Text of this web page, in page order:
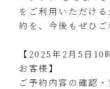
をご利⽤いただけ
約を、今後もぜひご
【2025年2月5日10
お客様】
ご予約内容の確認・